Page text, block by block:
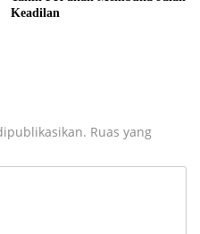
Keadilan
Ruas yang